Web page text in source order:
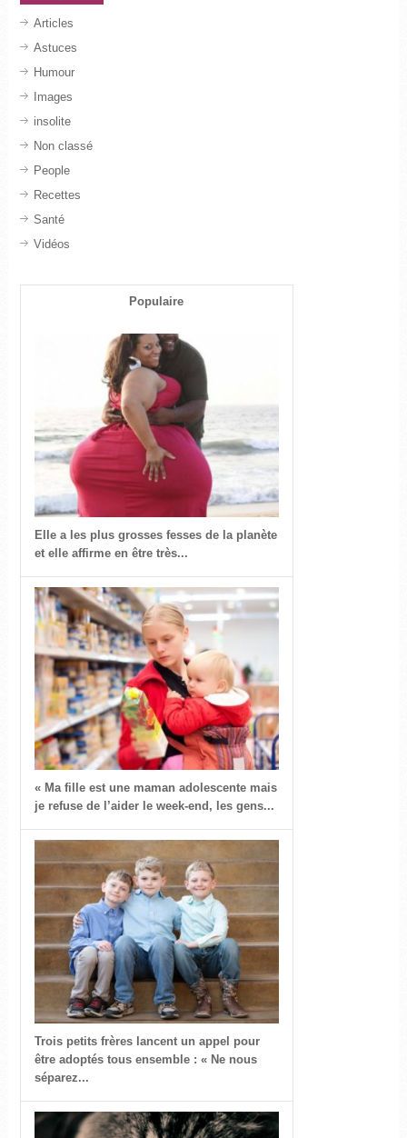
Articles
Astuces
Humour
Images
insolite
Non classé
People
Recettes
Santé
Vidéos
Populaire
Elle a les plus grosses fesses de la planète
et elle affirme en être très...
« Ma fille est une maman adolescente mais
je refuse de l’aider le week-end, les gens...
Trois petits frères lancent un appel pour
être adoptés tous ensemble : « Ne nous
séparez...